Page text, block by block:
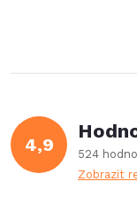
í
p
k
v
á
n
4,9
524
Zobrazit